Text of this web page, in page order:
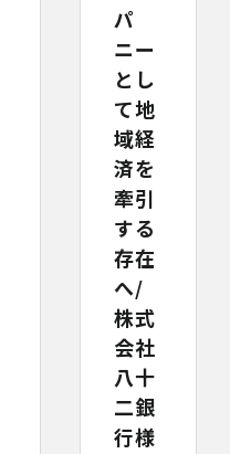
パ
ニー
とし
て地
域経
済を
牽引
する
存在
へ/
株式
会社
八十
二銀
行様